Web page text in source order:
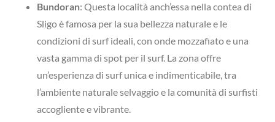
Bundoran: Questa località anch’essa nella contea di
Sligo è famosa per la sua bellezza naturale e le
condizioni di surf ideali, con onde mozzafiato e una
vasta gamma di spot per il surf. La zona offre
un’esperienza di surf unica e indimenticabile, tra
l’ambiente naturale selvaggio e la comunità di surfisti
accogliente e vibrante.